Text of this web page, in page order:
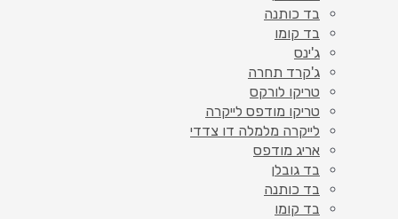
בד כותנה
בד קומו
ג'ינס
ג'קרד תחרה
טריקו לורקס
טריקו מודפס לייקרה
לייקרה מלמלה דו צדדי
אריג מודפס
בד גובלן
בד כותנה
בד קומו